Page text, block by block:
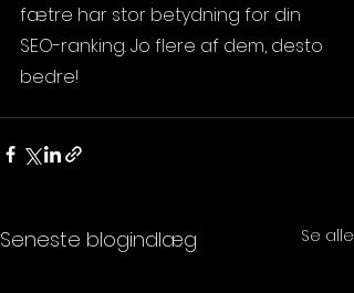
fætre har stor betydning for din
SEO-ranking. Jo flere af dem, desto
bedre!
Seneste blogindlæg Se alle